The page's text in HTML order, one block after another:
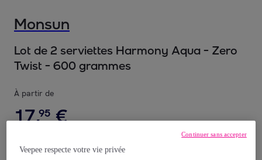
Monsun
Lot de 2 serviettes Harmony Aqua - Zero
Twist - 600 grammes
À partir de
17,95 €
-10%
Veepee respecte votre vie privée
Continuer sans accepter